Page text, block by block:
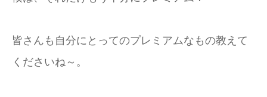
皆さんも自分にとってのプレミアムなもの教えて
くださいね～。